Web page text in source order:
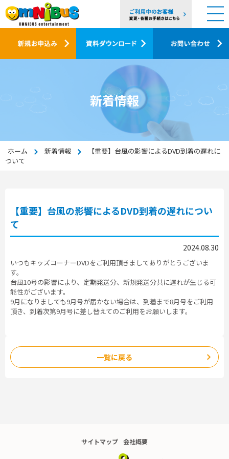
新着情報
ホーム 新着情報
【重要】台風の影響によるDVD到着の遅れに
ついて
【重要】台風の影響によるDVD到着の遅れについ
て
2024.08.30
いつもキッズコーナーDVDをご利用頂きましてありがとうございま
す。
台風10号の影響により、定期発送分、新規発送分共に遅れが生じる可
能性がございます。
9月になりましても9月号が届かない場合は、到着まで8月号をご利用
頂き、到着次第9月号に差し替えてのご利用をお願いします。
一覧に戻る
サイトマップ 会社概要